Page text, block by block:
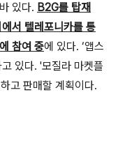
있다. B2G를 탑재
서 텔레포니카를 통
참여 중에 있다. ‘앱스
있다. '모질라 마켓플
고 판매할 계획이다.